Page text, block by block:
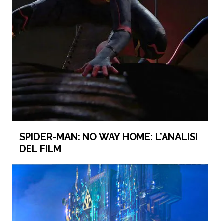
SPIDER-MAN: NO WAY HOME: L’ANALISI
DEL FILM